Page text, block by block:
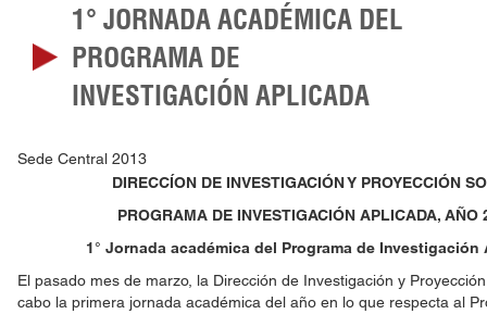
1° JORNADA ACADÉMICA DEL
PROGRAMA DE
INVESTIGACIÓN APLICADA
Sede Central 2013
DIRECCÍON DE INVESTIGACIÓN Y PROYECCIÓN
PROGRAMA DE INVESTIGACIÓN APLICADA, AÑO
1° Jornada académica del Programa de Investigación
El pasado mes de marzo, la Dirección de Investigación y
cabo la primera jornada académica del año en lo que respecta al